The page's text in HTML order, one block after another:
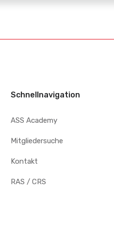
Schnellnavigation
ASS Academy
Mitgliedersuche
Kontakt
RAS / CRS